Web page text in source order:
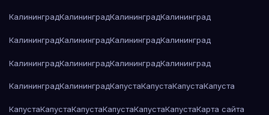
КалининградКалининградКалининградКалининград
КалининградКалининградКалининградКалининград
КалининградКалининградКалининградКалининград
КалининградКалининградКапустаКапустаКапустаКапуста
КапустаКапустаКапустаКапустаКапустаКапустаКарта сайта